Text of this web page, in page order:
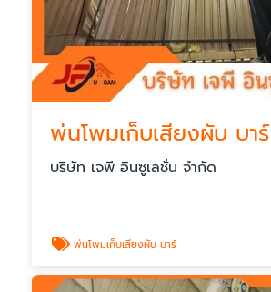
พ่นโพมเก็บเสียงผับ บาร์
บริษัท เจพี อินซูเลชั่น จำกัด
พ่นโพมเก็บเสียงผับ บาร์